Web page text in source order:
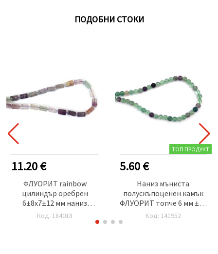
ПОДОБНИ СТОКИ
11.20 €
ФЛУОРИТ rainbow
цилиндър оребрен
6±8x7±12 мм наниз
естествени камъни
±27±32 броя
Код: 184018
ТОП ПРОДУКТ
5.60 €
Наниз мъниста
полускъпоценен камък
ФЛУОРИТ топче 6 мм ±62
броя
Код: 141952